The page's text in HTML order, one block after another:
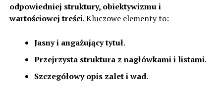
odpowiedniej struktury, obiektywizmu i
wartościowej treści. Kluczowe elementy to:
Jasny i angażujący tytuł.
Przejrzysta struktura z nagłówkami i listami.
Szczegółowy opis zalet i wad.